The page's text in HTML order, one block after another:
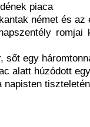
piaca
német és az
romjai
sőt egy
alatt húzódott